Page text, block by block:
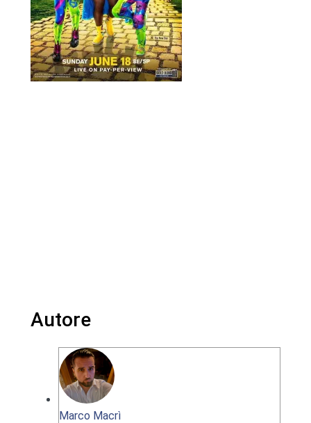
Autore
Marco Macrì